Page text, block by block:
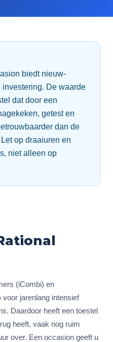
biedt nieuw-
De waarde
dat door een
getest en
dan de
op draaiuren en
niet alleen op
(iCombi) en
voor jarenlang intensief
Daardoor heeft een toestel
heeft, vaak nog ruim
over. Een occasion geeft u